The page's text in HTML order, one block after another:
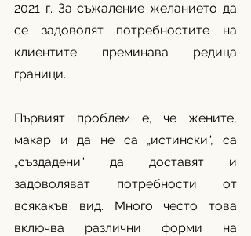
2021 г. За съжаление желанието да
се задоволят потребностите на
клиентите преминава редица
граници.
Първият проблем е, че жените,
макар и да не са „истински“, са
„създадени“ да доставят и
задоволяват потребности от
всякакъв вид. Много често това
включва различни форми на